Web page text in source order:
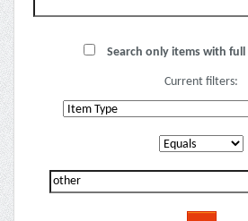
Search only items with
Current filters: